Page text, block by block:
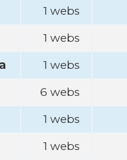
1 webs
1 webs
1 webs
6 webs
1 webs
1 webs